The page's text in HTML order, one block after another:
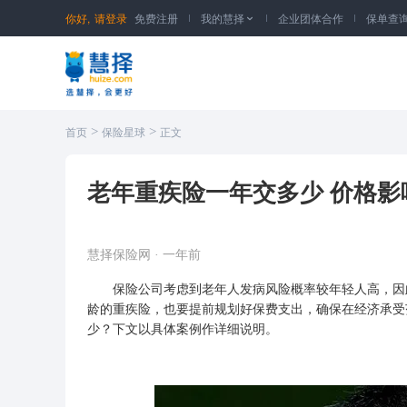
你好, 请登录 免费注册 我的慧择  企业团体合作 保单查
首页 > 保险星球 > 正文
老年重疾险一年交多少 价格
慧择保险网 · 一年前
保险公司 考虑到老年人发病风险概率较年轻人高，
龄的重疾险，也要提前规划好保费支出，确保在经济承
少？下文以具体案例作详细说明。